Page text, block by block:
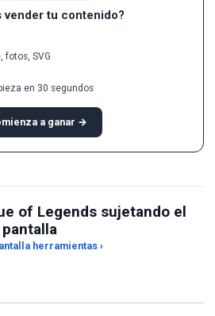
vender tu contenido?
fotos, SVG
en 30 segundos
a ganar →
of Legends sujetando el
herramientas ›
Conversor de JPG a PNG